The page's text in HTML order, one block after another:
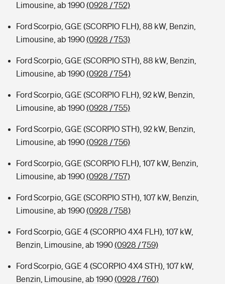
Limousine, ab 1990(0928 / 752)
Ford Scorpio, GGE (SCORPIO FLH), 88 kW, Benzin,
Limousine, ab 1990(0928 / 753)
Ford Scorpio, GGE (SCORPIO STH), 88 kW, Benzin,
Limousine, ab 1990(0928 / 754)
Ford Scorpio, GGE (SCORPIO FLH), 92 kW, Benzin,
Limousine, ab 1990(0928 / 755)
Ford Scorpio, GGE (SCORPIO STH), 92 kW, Benzin,
Limousine, ab 1990(0928 / 756)
Ford Scorpio, GGE (SCORPIO FLH), 107 kW, Benzin,
Limousine, ab 1990(0928 / 757)
Ford Scorpio, GGE (SCORPIO STH), 107 kW, Benzin,
Limousine, ab 1990(0928 / 758)
Ford Scorpio, GGE 4 (SCORPIO 4X4 FLH), 107 kW,
Benzin, Limousine, ab 1990(0928 / 759)
Ford Scorpio, GGE 4 (SCORPIO 4X4 STH), 107 kW,
Benzin, Limousine, ab 1990(0928 / 760)